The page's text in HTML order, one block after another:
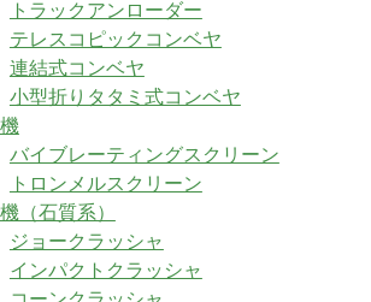
トラックアンローダー
テレスコピックコンベヤ
連結式コンベヤ
小型折りタタミ式コンベヤ
バイブレーティングスクリーン
トロンメルスクリーン
（石質系）
ジョークラッシャ
インパクトクラッシャ